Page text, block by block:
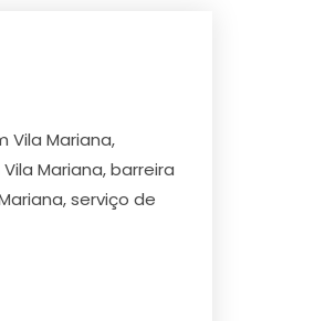
Vila Mariana,
Mariana, barreira
serviço de